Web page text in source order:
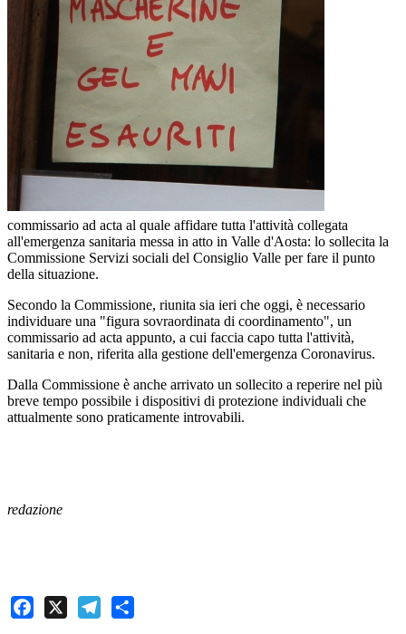
commissario ad acta al quale affidare tutta l'attività collegata
all'emergenza sanitaria messa in atto in Valle d'Aosta: lo sollecita la
Commissione Servizi sociali del Consiglio Valle per fare il punto
della situazione.
Secondo la Commissione, riunita sia ieri che oggi, è necessario
individuare una "figura sovraordinata di coordinamento", un
commissario ad acta appunto, a cui faccia capo tutta l'attività,
sanitaria e non, riferita alla gestione dell'emergenza Coronavirus.
Dalla Commissione è anche arrivato un sollecito a reperire nel più
breve tempo possibile i dispositivi di protezione individuali che
attualmente sono praticamente introvabili.
redazione